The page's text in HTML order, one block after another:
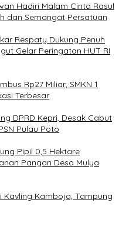
Hadiri Malam Cinta Rasul
dan Semangat Persatuan
Respaty Dukung Penuh
Gelar Peringatan HUT RI
Rp27 Miliar, SMKN 1
Terbesar
DPRD Kepri, Desak Cabut
Pulau Poto
Pipil 0,5 Hektare
Pangan Desa Mulya
Kavling Kamboja, Tampung